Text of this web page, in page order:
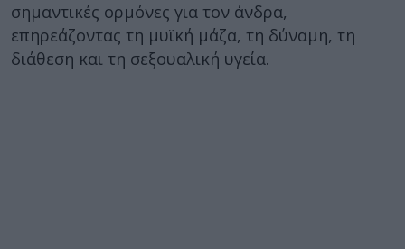
σημαντικές ορμόνες για τον άνδρα,
επηρεάζοντας τη μυϊκή μάζα, τη δύναμη, τη
διάθεση και τη σεξουαλική υγεία.